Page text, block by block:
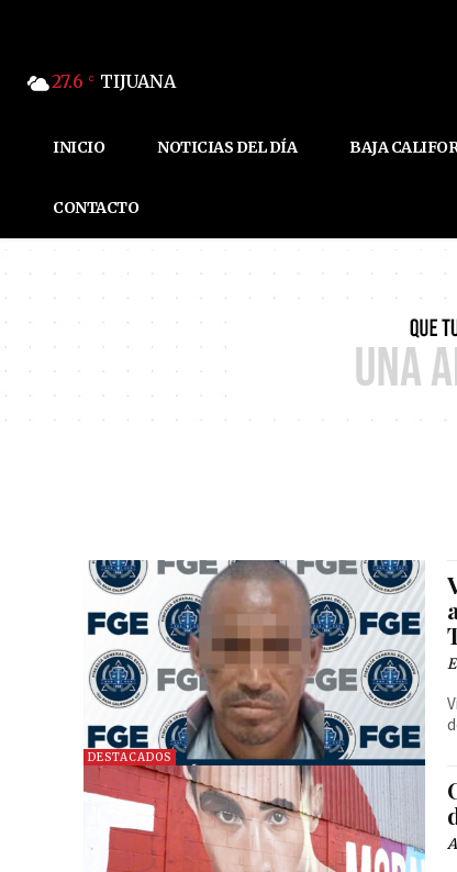
27.6 C TIJUANA
INICIO NOTICIAS DEL DÍA BAJA
CONTACTO
DESTACADOS